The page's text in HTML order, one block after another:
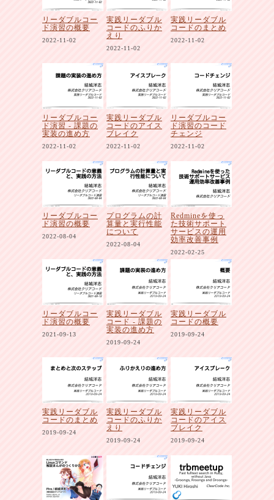
リーダブルコー
ド演習の概要
2022-11-02
実践リーダブル
コードのふりか
えり
2022-11-02
実践リーダブル
コードのまとめ
2022-11-02
リーダブルコー
ド演習 - 課題の
実装の進め方
2022-11-02
実践リーダブル
コードのアイス
ブレイク
2022-11-02
リーダブルコー
ド演習のコード
チェンジ
2022-11-02
リーダブルコー
ド演習の概要
2022-08-04
プログラムの計
算量と実行性能
について
2022-08-04
Redmineを使っ
た技術サポート
サービスの運用
効率改善事例
2022-02-25
リーダブルコー
ド演習の概要
2021-09-13
実践リーダブル
コード - 課題の
実装の進め方
2019-09-24
実践リーダブル
コードの概要
2019-09-24
実践リーダブル
コードのまとめ
2019-09-24
実践リーダブル
コードのふりか
えり
2019-09-24
実践リーダブル
コードのアイス
ブレイク
2019-09-24